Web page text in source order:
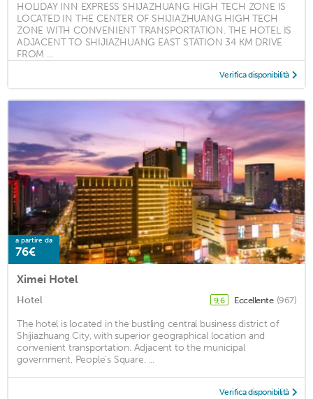
HOLIDAY INN EXPRESS SHIJAZHUANG HIGH TECH ZONE IS
LOCATED IN THE CENTER OF SHIJIAZHUANG HIGH TECH
ZONE WITH CONVENIENT TRANSPORTATION. THE HOTEL IS
ADJACENT TO SHIJIAZHUANG EAST STATION 34 KM DRIVE
FROM ...
Verifica disponibilità
a partire da
76€
Ximei Hotel
Hotel 9,6 Eccellente (967)
The hotel is located in the bustling central business district of
Shijiazhuang City, with superior geographical location and
convenient transportation. Adjacent to the municipal
government, People's Square. ...
Verifica disponibilità